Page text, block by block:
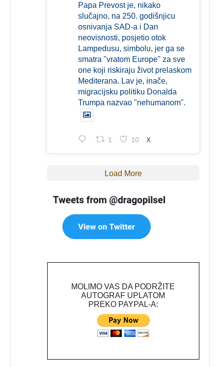
Papa Prevost je, nikako
slučajno, na 250. godišnjicu
osnivanja SAD-a i Dan
neovisnosti, posjetio otok
Lampedusu, simbolu, jer ga se
smatra "vratom Europe" za sve
one koji riskiraju život prelaskom
Mediterana. Lav je, inače,
migracijsku politiku Donalda
Trumpa nazvao "nehumanom".
1 10 X
Load More
MOLIMO VAS DA PODRŽITE
AUTOGRAF UPLATOM
PREKO PAYPAL-A: